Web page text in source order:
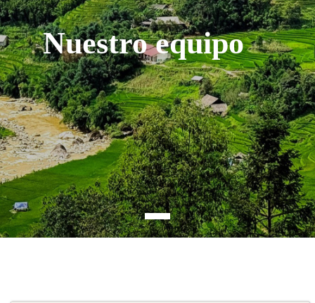
Nuestro equipo